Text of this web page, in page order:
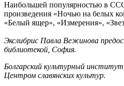
Наибольшей популярностью в
произведения «Ночью на белых
«Белый ящер», «Измерения»,
Экслибрис Павла Вежинова
библиотекой, София.
Болгарский культурный
Центром славянских культур.